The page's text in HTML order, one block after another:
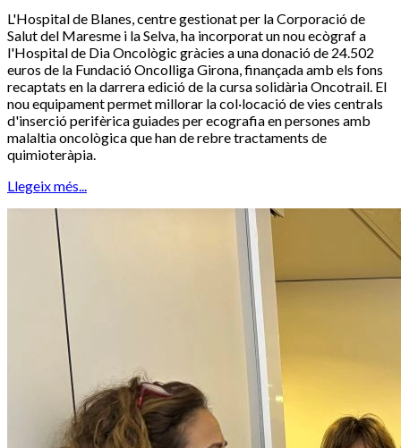
L'Hospital de Blanes, centre gestionat per la Corporació de
Salut del Maresme i la Selva, ha incorporat un nou ecògraf a
l'Hospital de Dia Oncològic gràcies a una donació de 24.502
euros de la Fundació Oncolliga Girona, finançada amb els fons
recaptats en la darrera edició de la cursa solidària Oncotrail. El
nou equipament permet millorar la col·locació de vies centrals
d'inserció perifèrica guiades per ecografia en persones amb
malaltia oncològica que han de rebre tractaments de
quimioteràpia.
Llegeix més...